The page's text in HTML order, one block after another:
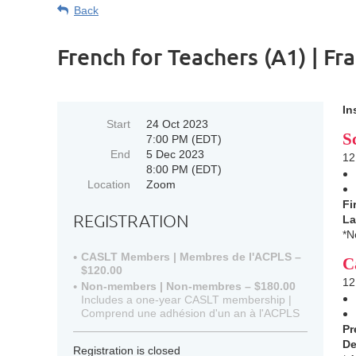
Back
French for Teachers (A1) |
Start
24 Oct 2023
7:00 PM (EDT)
End
5 Dec 2023
8:00 PM (EDT)
Location
Zoom
REGISTRATION
CASLT Members | Membres de l'ACPLS –
$120.00
Non-members | Non-membres – $180.00
Includes a one-year CASLT membership |
Comprend une adhésion d'un an à l'ACPLS
Registration is closed